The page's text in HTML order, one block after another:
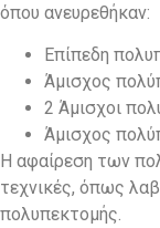
όπου ανευρεθήκαν:
Επίπεδη
Άμισχος
2 Άμισχοι
Άμισχος
Η αφαίρεση των
τεχνικές, όπως
πολυπεκτομής.